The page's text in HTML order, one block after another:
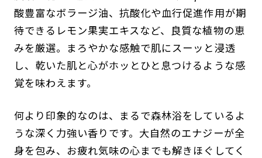
酸豊富なボラージ油、抗酸化や血行促進作用が期
待できるレモン果実エキスなど、良質な植物の恵
みを厳選。まろやかな感触で肌にスーッと浸透
し、乾いた肌と心がホッとひと息つけるような感
覚を味わえます。
何より印象的なのは、まるで森林浴をしているよ
うな深く力強い香りです。大自然のエナジーが全
身を包み、お疲れ気味の心までも解きほぐしてく